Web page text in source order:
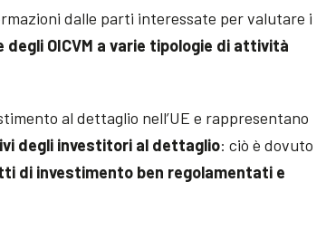
dalle parti interessate per valutare i
OICVM a varie tipologie di attività
al dettaglio nell’UE e rappresentano
degli investitori al dettaglio: ciò è dovuto
di investimento ben regolamentati e